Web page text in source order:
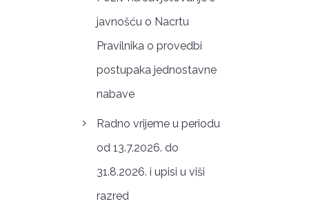
javnošću o Nacrtu
Pravilnika o provedbi
postupaka jednostavne
nabave
Radno vrijeme u periodu
od 13.7.2026. do
31.8.2026. i upisi u viši
razred